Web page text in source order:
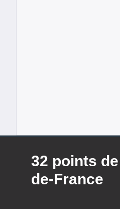
32 points
de-France